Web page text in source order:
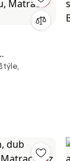
Matrac: